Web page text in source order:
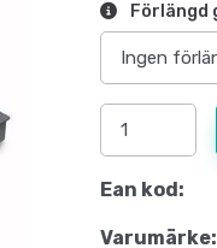
Förlängd
Ean kod:
Varumärke: